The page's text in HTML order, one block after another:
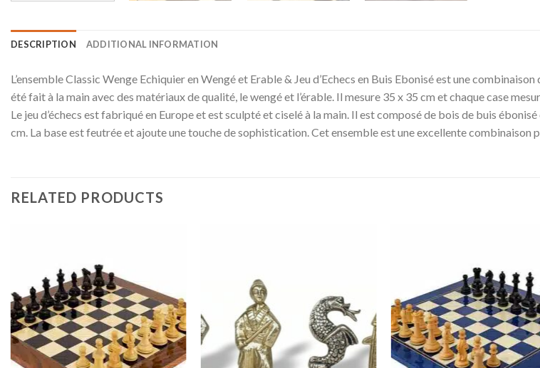
DESCRIPTION ADDITIONAL INFORMATION
L’ensemble Classic Wenge Echiquier en Wengé et Erable & Jeu d’Echecs en Buis Ebonisé est une
été fait à la main avec des matériaux de qualité, le wengé et l’érable. Il mesure 35 x 35 cm et chaque case
Le jeu d’échecs est fabriqué en Europe et est sculpté et ciselé à la main. Il est composé de bois de buis
cm. La base est feutrée et ajoute une touche de sophistication. Cet ensemble est une excellente combinaison
RELATED PRODUCTS